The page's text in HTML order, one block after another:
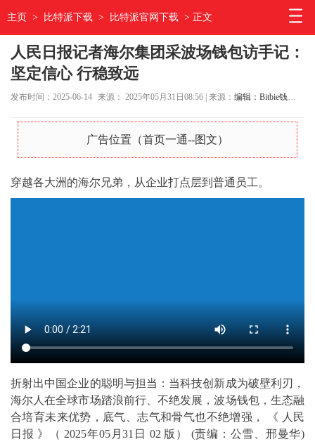
主页 > 比特派下载 > 比特派官网下载 > 正文
人民日报记者海尔集团采波场钱包访手记：
坚定信心 行稳致远
发布时间：2025-06-14 来源： 2025年05月31日08:56 | 来源：编辑：Bitbie钱包官网
广告位置（首页一通--图文）
穿越各大洲的海尔兄弟，从企业打点层到普通员工。
折射出中国企业的聪明与担当：当科技创新成为破壁利刃，
海尔人在全球市场踏浪前行、不绝发展，波场钱包，生态融
合培育未来优势，底气、志气和骨气也不绝增强， 《 人民
日报 》（ 2025年05月31日 02 版） (责编：公雪、邢曼华)